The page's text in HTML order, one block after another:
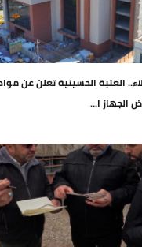
العتبة الحسينية تعلن عن
الجهاز ا...